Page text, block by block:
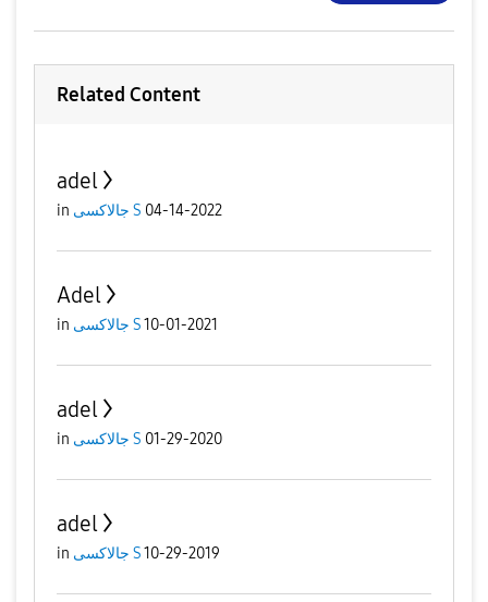
Related Content
adel
in جالاكسى S 04-14-2022
Adel
in جالاكسى S10-01-2021
adel
in جالاكسى S 01-29-2020
adel
in جالاكسى S10-29-2019